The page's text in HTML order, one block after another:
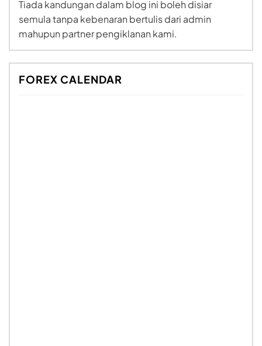
Tiada kandungan dalam blog ini boleh disiar
semula tanpa kebenaran bertulis dari admin
mahupun partner pengiklanan kami.
FOREX CALENDAR